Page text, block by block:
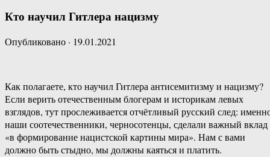
Кто научил Гитлера нацизму
Опубликовано · 19.01.2021
Как полагаете, кто научил Гитлера антисемитизму и нацизму?
Если верить отечественным блогерам и историкам левых
взглядов, тут прослеживается отчётливый русский след:
наши соотечественники, черносотенцы, сделали важный вклад
«в формирование нацистской картины мира». Нам с вами
должно быть стыдно, мы должны каяться и платить.